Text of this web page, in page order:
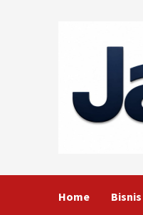
Home Bisnis